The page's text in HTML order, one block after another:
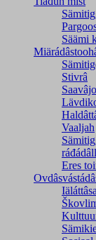
Säämi
Stivrâ
Vaaljah
Eres